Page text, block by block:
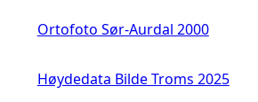
Ortofoto Sør-Aurdal 2000
Høydedata Bilde Troms 2025